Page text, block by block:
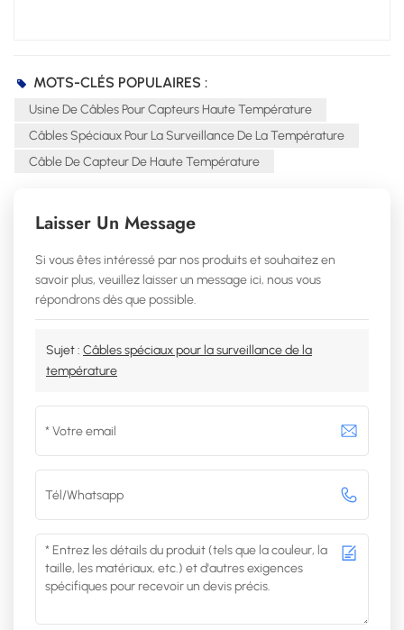
MOTS-CLÉS POPULAIRES :
Usine De Câbles Pour Capteurs Haute Température
Câbles Spéciaux Pour La Surveillance De La Température
Câble De Capteur De Haute Température
Laisser Un Message
Si vous êtes intéressé par nos produits et souhaitez en
savoir plus, veuillez laisser un message ici, nous vous
répondrons dès que possible.
Sujet : Câbles spéciaux pour la surveillance de la
température